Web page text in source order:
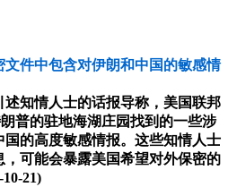
件中包含对伊朗和中国的敏感情
述知情人士的话报导称，美国联邦
普的驻地海湖庄园找到的一些涉
的高度敏感情报。这些知情人士
可能会暴露美国希望对外保密的
10-21)